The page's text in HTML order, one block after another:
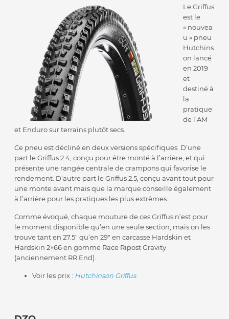
Le Griffus
est le
« nouvea
u » pneu
Hutchins
on lancé
en 2019
et
destiné à
la
pratique
de l’AM
et Enduro sur terrains plutôt secs.
Ce pneu est décliné en deux versions spécifiques. D’une
part le Griffus 2.4, conçu pour être monté à l’arrière, et qui
présente une rangée centrale de crampons qui favorise le
rendement. D’autre part le Griffus 2.5, conçu avant tout pour
une monte avant mais que la marque conseille également
à l’arrière pour les pratiques les plus extrêmes.
Comme évoqué, chaque mouture de ces Griffus n’est pour
le moment disponible qu’en une seule section, mais on les
trouve tant en 27.5″ qu’en 29″ en carcasse Hardskin et
Hardskin 2×66 en gomme Race Ripost Gravity
(anciennement RR End).
Voir les prix : Hutchinson Griffus